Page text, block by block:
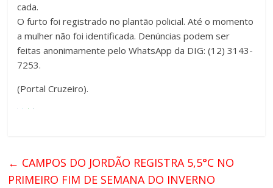
cada.
O furto foi registrado no plantão policial. Até o momento
a mulher não foi identificada. Denúncias podem ser
feitas anonimamente pelo WhatsApp da DIG: (12) 3143-
7253.
(Portal Cruzeiro).
← CAMPOS DO JORDÃO REGISTRA 5,5°C NO
PRIMEIRO FIM DE SEMANA DO INVERNO